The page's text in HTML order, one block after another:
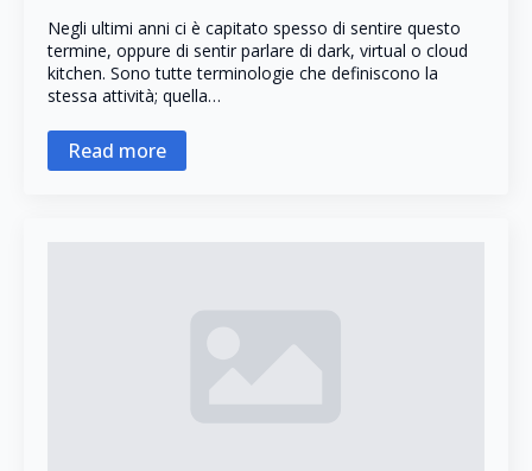
Negli ultimi anni ci è capitato spesso di sentire questo
termine, oppure di sentir parlare di dark, virtual o cloud
kitchen. Sono tutte terminologie che definiscono la
stessa attività; quella…
Read more